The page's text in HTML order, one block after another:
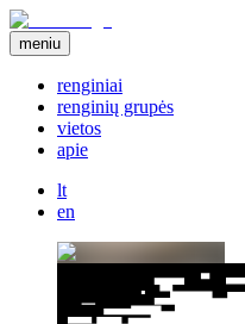
meniu
renginiai
renginių grupės
vietos
apie
lt
en